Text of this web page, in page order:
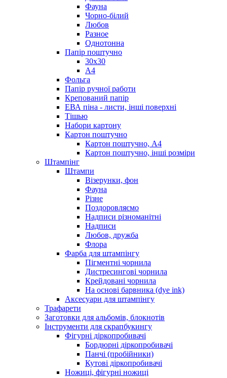
Фауна
Чорно-білий
Любов
Разное
Однотонна
Папір поштучно
30х30
А4
Фольга
Папір ручної работи
Крепований папір
ЕВА піна - листи, інші поверхні
Тішью
Набори картону
Картон поштучно
Картон поштучно, А4
Картон поштучно, інші розміри
Штампінг
Штампи
Візерунки, фон
Фауна
Різне
Поздоровляємо
Надписи різноманітні
Надписи
Любов, дружба
Флора
Фарба для штампінгу
Пігментні чорнила
Дистресингові чорнила
Крейдовані чорнила
На основі барвника (dye ink)
Аксесуари для штампінгу
Трафарети
Заготовки для альбомів, блокнотів
Інструменти для скрапбукингу
Фігурні діркопробивачі
Бордюрні діркопробивачі
Панчі (пробійники)
Кутові діркопробивачі
Ножиці, фігурні ножиці